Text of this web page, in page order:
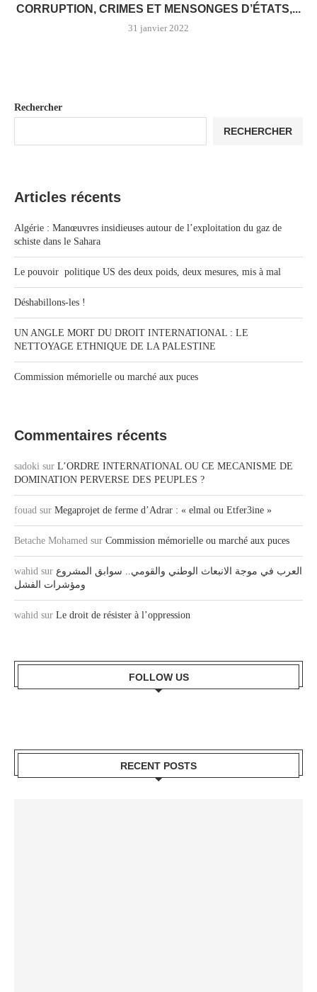
CORRUPTION, CRIMES ET MENSONGES D’ÉTATS,...
31 janvier 2022
Rechercher
RECHERCHER
Articles récents
Algérie : Manœuvres insidieuses autour de l’exploitation du gaz de
schiste dans le Sahara
Le pouvoir politique US des deux poids, deux mesures, mis à mal
Déshabillons-les !
UN ANGLE MORT DU DROIT INTERNATIONAL : LE
NETTOYAGE ETHNIQUE DE LA PALESTINE
Commission mémorielle ou marché aux puces
Commentaires récents
sadoki sur L’ORDRE INTERNATIONAL OU CE MECANISME DE
DOMINATION PERVERSE DES PEUPLES ?
fouad sur Megaprojet de ferme d’Adrar : « elmal ou Etfer3ine »
Betache Mohamed sur Commission mémorielle ou marché aux puces
wahid sur العرب في موجة الانبعاث الوطني والقومي.. سوابق المشروع
ومؤشرات الفشل
wahid sur Le droit de résister à l’oppression
FOLLOW US
RECENT POSTS